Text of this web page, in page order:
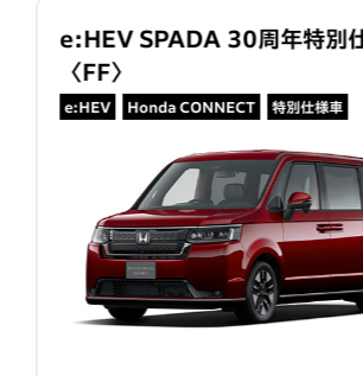
e:HEV SPADA 30周年特別
〈FF〉
e:HEV Honda CONNECT 特別仕様車